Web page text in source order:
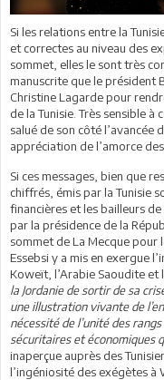
Si les relations entre la
et correctes au niveau des
sommet, elles le sont très
manuscrite que le président
Christine Lagarde pour
de la Tunisie. Très sensible
salué de son côté l’avancée
appréciation de l’amorce
Si ces messages, bien que
chiffrés, émis par la Tunisie
financières et les bailleurs
par la présidence de la
sommet de La Mecque pour
Essebsi y a mis en exergue
Koweït, l’Arabie Saoudite et
la Jordanie de sortir de sa
une illustration vivante de
nécessité de l’unité des
sécuritaires et économiques
inaperçue auprès des
l’ingéniosité des exégètes